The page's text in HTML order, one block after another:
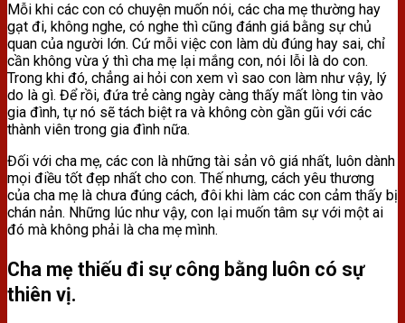
Mỗi khi các con có chuyện muốn nói, các cha mẹ thường hay
gạt đi, không nghe, có nghe thì cũng đánh giá bằng sự chủ
quan của người lớn. Cứ mỗi việc con làm dù đúng hay sai, chỉ
cần không vừa ý thì cha mẹ lại mắng con, nói lỗi là do con.
Trong khi đó, chẳng ai hỏi con xem vì sao con làm như vậy, lý
do là gì. Để rồi, đứa trẻ càng ngày càng thấy mất lòng tin vào
gia đình, tự nó sẽ tách biệt ra và không còn gần gũi với các
thành viên trong gia đình nữa.
Đối với cha mẹ, các con là những tài sản vô giá nhất, luôn dành
mọi điều tốt đẹp nhất cho con. Thế nhưng, cách yêu thương
của cha mẹ là chưa đúng cách, đôi khi làm các con cảm thấy bị
chán nản. Những lúc như vậy, con lại muốn tâm sự với một ai
đó mà không phải là cha mẹ mình.
Cha mẹ thiếu đi sự công bằng luôn có sự
thiên vị.